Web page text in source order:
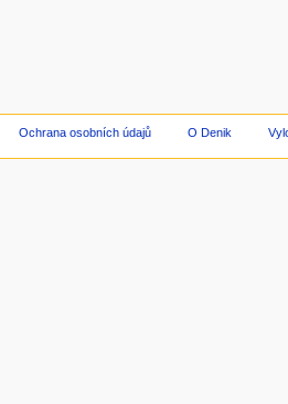
Ochrana osobních údajů O Denik